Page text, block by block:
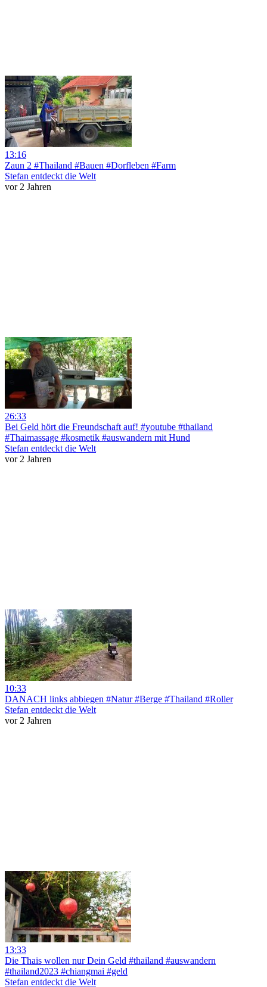
13:16
Zaun 2 #Thailand #Bauen #Dorfleben #Farm
Stefan entdeckt die Welt
vor 2 Jahren
26:33
Bei Geld hört die Freundschaft auf! #youtube #thailand
#Thaimassage #kosmetik #auswandern mit Hund
Stefan entdeckt die Welt
vor 2 Jahren
10:33
DANACH links abbiegen #Natur #Berge #Thailand #Roller
Stefan entdeckt die Welt
vor 2 Jahren
13:33
Die Thais wollen nur Dein Geld #thailand #auswandern
#thailand2023 #chiangmai #geld
Stefan entdeckt die Welt